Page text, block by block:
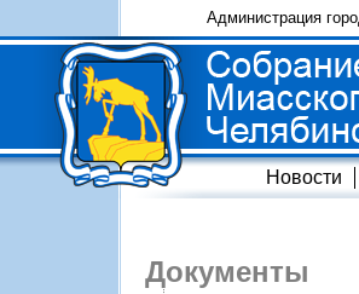
Администрация
Новости
Документы